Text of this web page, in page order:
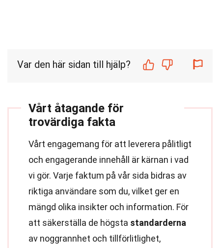
Var den här sidan till hjälp?
Vårt åtagande för
trovärdiga fakta
Vårt engagemang för att leverera pålitligt
och engagerande innehåll är kärnan i vad
vi gör. Varje faktum på vår sida bidras av
riktiga användare som du, vilket ger en
mängd olika insikter och information. För
att säkerställa de högsta standarderna
av noggrannhet och tillförlitlighet,